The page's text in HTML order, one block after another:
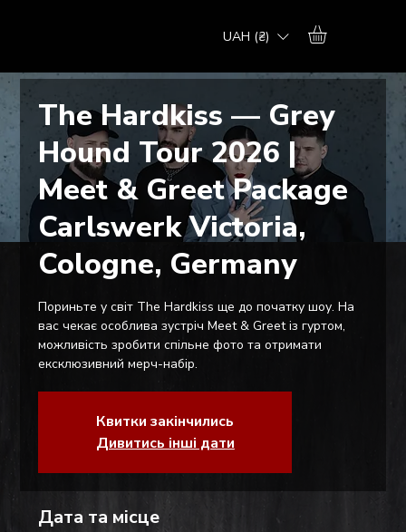
UAH (₴)
The Hardkiss — Grey
Hound Tour 2026 |
Meet & Greet Package
Carlswerk Victoria,
Cologne, Germany
Пориньте у світ The Hardkiss ще до початку шоу. На
вас чекає особлива зустріч Meet & Greet із гуртом,
можливість зробити спільне фото та отримати
ексклюзивний мерч-набір.
Квитки закінчились
Дивитись інші дати
Дата та місце